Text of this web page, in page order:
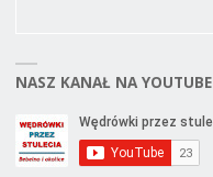
NASZ KANAŁ NA YOUTUBE